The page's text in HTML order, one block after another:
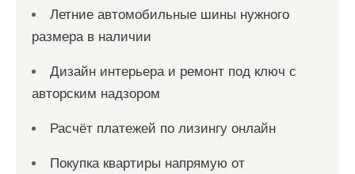
Летние автомобильные шины нужного
размера в наличии
Дизайн интерьера и ремонт под ключ с
авторским надзором
Расчёт платежей по лизингу онлайн
Покупка квартиры напрямую от